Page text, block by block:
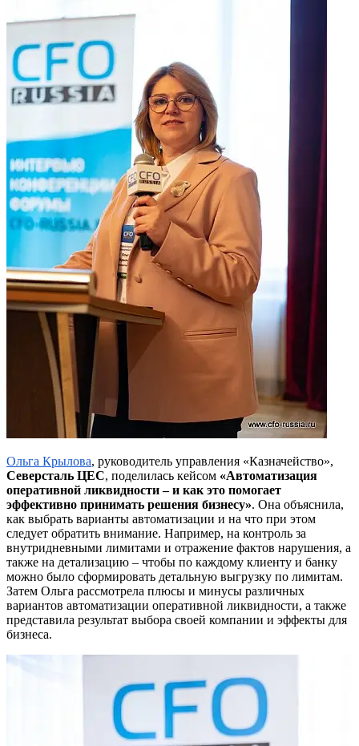
Ольга Крылова, руководитель управления «Казначейство»,
Северсталь ЦЕС, поделилась кейсом «Автоматизация
оперативной ликвидности – и как это помогает
эффективно принимать решения бизнесу». Она объяснила,
как выбрать варианты автоматизации и на что при этом
следует обратить внимание. Например, на контроль за
внутридневными лимитами и отражение фактов нарушения, а
также на детализацию – чтобы по каждому клиенту и банку
можно было сформировать детальную выгрузку по лимитам.
Затем Ольга рассмотрела плюсы и минусы различных
вариантов автоматизации оперативной ликвидности, а также
представила результат выбора своей компании и эффекты для
бизнеса.